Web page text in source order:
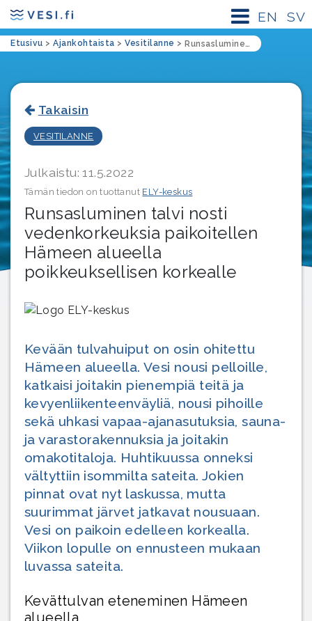
SV
EN
Etusivu > Ajankohtaista > Vesitilanne > Runsasluminen talvi nosti vedenkorkeuksia paikoitellen Hämeen alueella poikkeuksellisen korkealle
Takaisin
VESITILANNE
Julkaistu: 11.5.2022
Tämän tiedon on tuottanut ELY-keskus
Runsasluminen talvi nosti
vedenkorkeuksia paikoitellen
Hämeen alueella
poikkeuksellisen korkealle
Kevään tulvahuiput on osin ohitettu
Hämeen alueella. Vesi nousi pelloille,
katkaisi joitakin pienempiä teitä ja
kevyenliikenteenväyliä, nousi pihoille
sekä uhkasi vapaa-ajanasutuksia, sauna-
ja varastorakennuksia ja joitakin
omakotitaloja. Huhtikuussa onneksi
vältyttiin isommilta sateita. Jokien
pinnat ovat nyt laskussa, mutta
suurimmat järvet jatkavat nousuaan.
Vesi on paikoin edelleen korkealla.
Viikon lopulle on ennusteen mukaan
luvassa sateita.
Kevättulvan eteneminen Hämeen
alueella